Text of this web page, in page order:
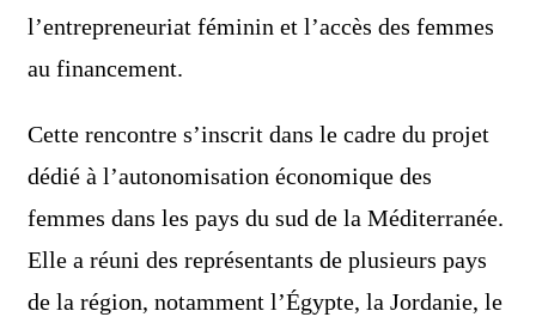
l’entrepreneuriat féminin et l’accès des femmes
au financement.
Cette rencontre s’inscrit dans le cadre du projet
dédié à l’autonomisation économique des
femmes dans les pays du sud de la Méditerranée.
Elle a réuni des représentants de plusieurs pays
de la région, notamment l’Égypte, la Jordanie, le